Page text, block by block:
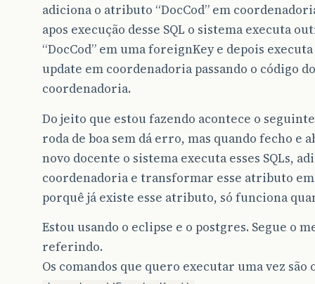
adiciona o atributo “DocCod” em
apos execução desse SQL o sistema executa
“DocCod” em uma foreignKey e depois
update em coordenadoria passando o código
coordenadoria.
Do jeito que estou fazendo acontece o
roda de boa sem dá erro, mas quando fecho e
novo docente o sistema executa esses SQLs,
coordenadoria e transformar esse atributo
porquê já existe esse atributo, só funciona
Estou usando o eclipse e o postgres. Segue o
referindo.
Os comandos que quero executar uma vez são